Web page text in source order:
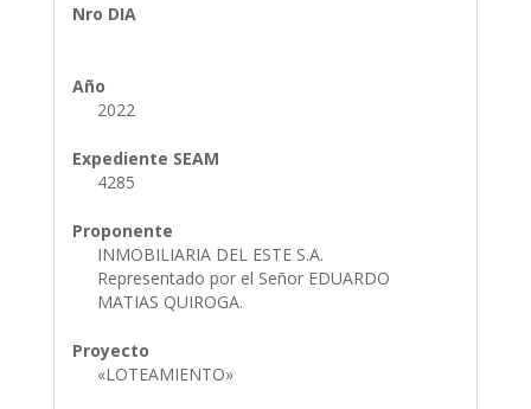
Nro DIA
Año
2022
Expediente SEAM
4285
Proponente
INMOBILIARIA DEL ESTE S.A.
Representado por el Señor EDUARDO
MATIAS QUIROGA.
Proyecto
«LOTEAMIENTO»